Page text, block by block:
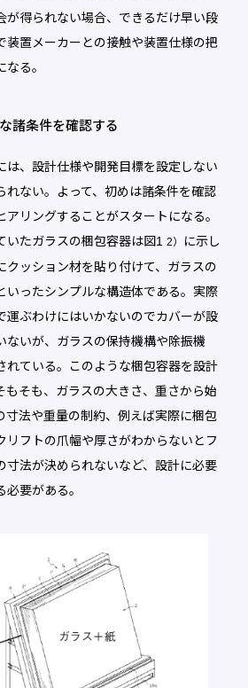
が得られない場合、できるだけ早い段
装置メーカーとの接触や装置仕様の把
る。
諸条件を確認する
、設計仕様や開発目標を設定しない
れない。よって、初めは諸条件を確認
アリングすることがスタートになる。
いたガラスの梱包容器は図12）
に示し
クッション材を貼り付けて、ガラスの
いったシンプルな構造体である。実際
運ぶわけにはいかないのでカバーが設
ないが、ガラスの保持機構や除振機
れている。このような梱包容器を設計
もそも、ガラスの大きさ、重さから始
寸法や重量の制約、例えば実際に梱包
リフトの爪幅や厚さがわからないとフ
寸法が決められないなど、設計に必要
要がある。